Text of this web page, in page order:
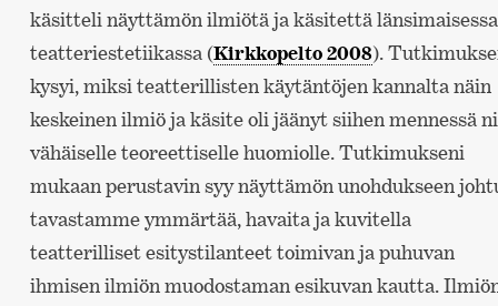
käsitteli näyttämön ilmiötä ja käsitettä länsimaisessa
teatteriestetiikassa (Kirkkopelto 2008).
kysyi, miksi teatterillisten käytäntöjen kannalta näin
keskeinen ilmiö ja käsite oli jäänyt siihen mennessä
vähäiselle teoreettiselle huomiolle. Tutkimukseni
mukaan perustavin syy näyttämön unohdukseen
tavastamme ymmärtää, havaita ja kuvitella
teatterilliset esitystilanteet toimivan ja puhuvan
ihmisen ilmiön muodostaman esikuvan kautta.